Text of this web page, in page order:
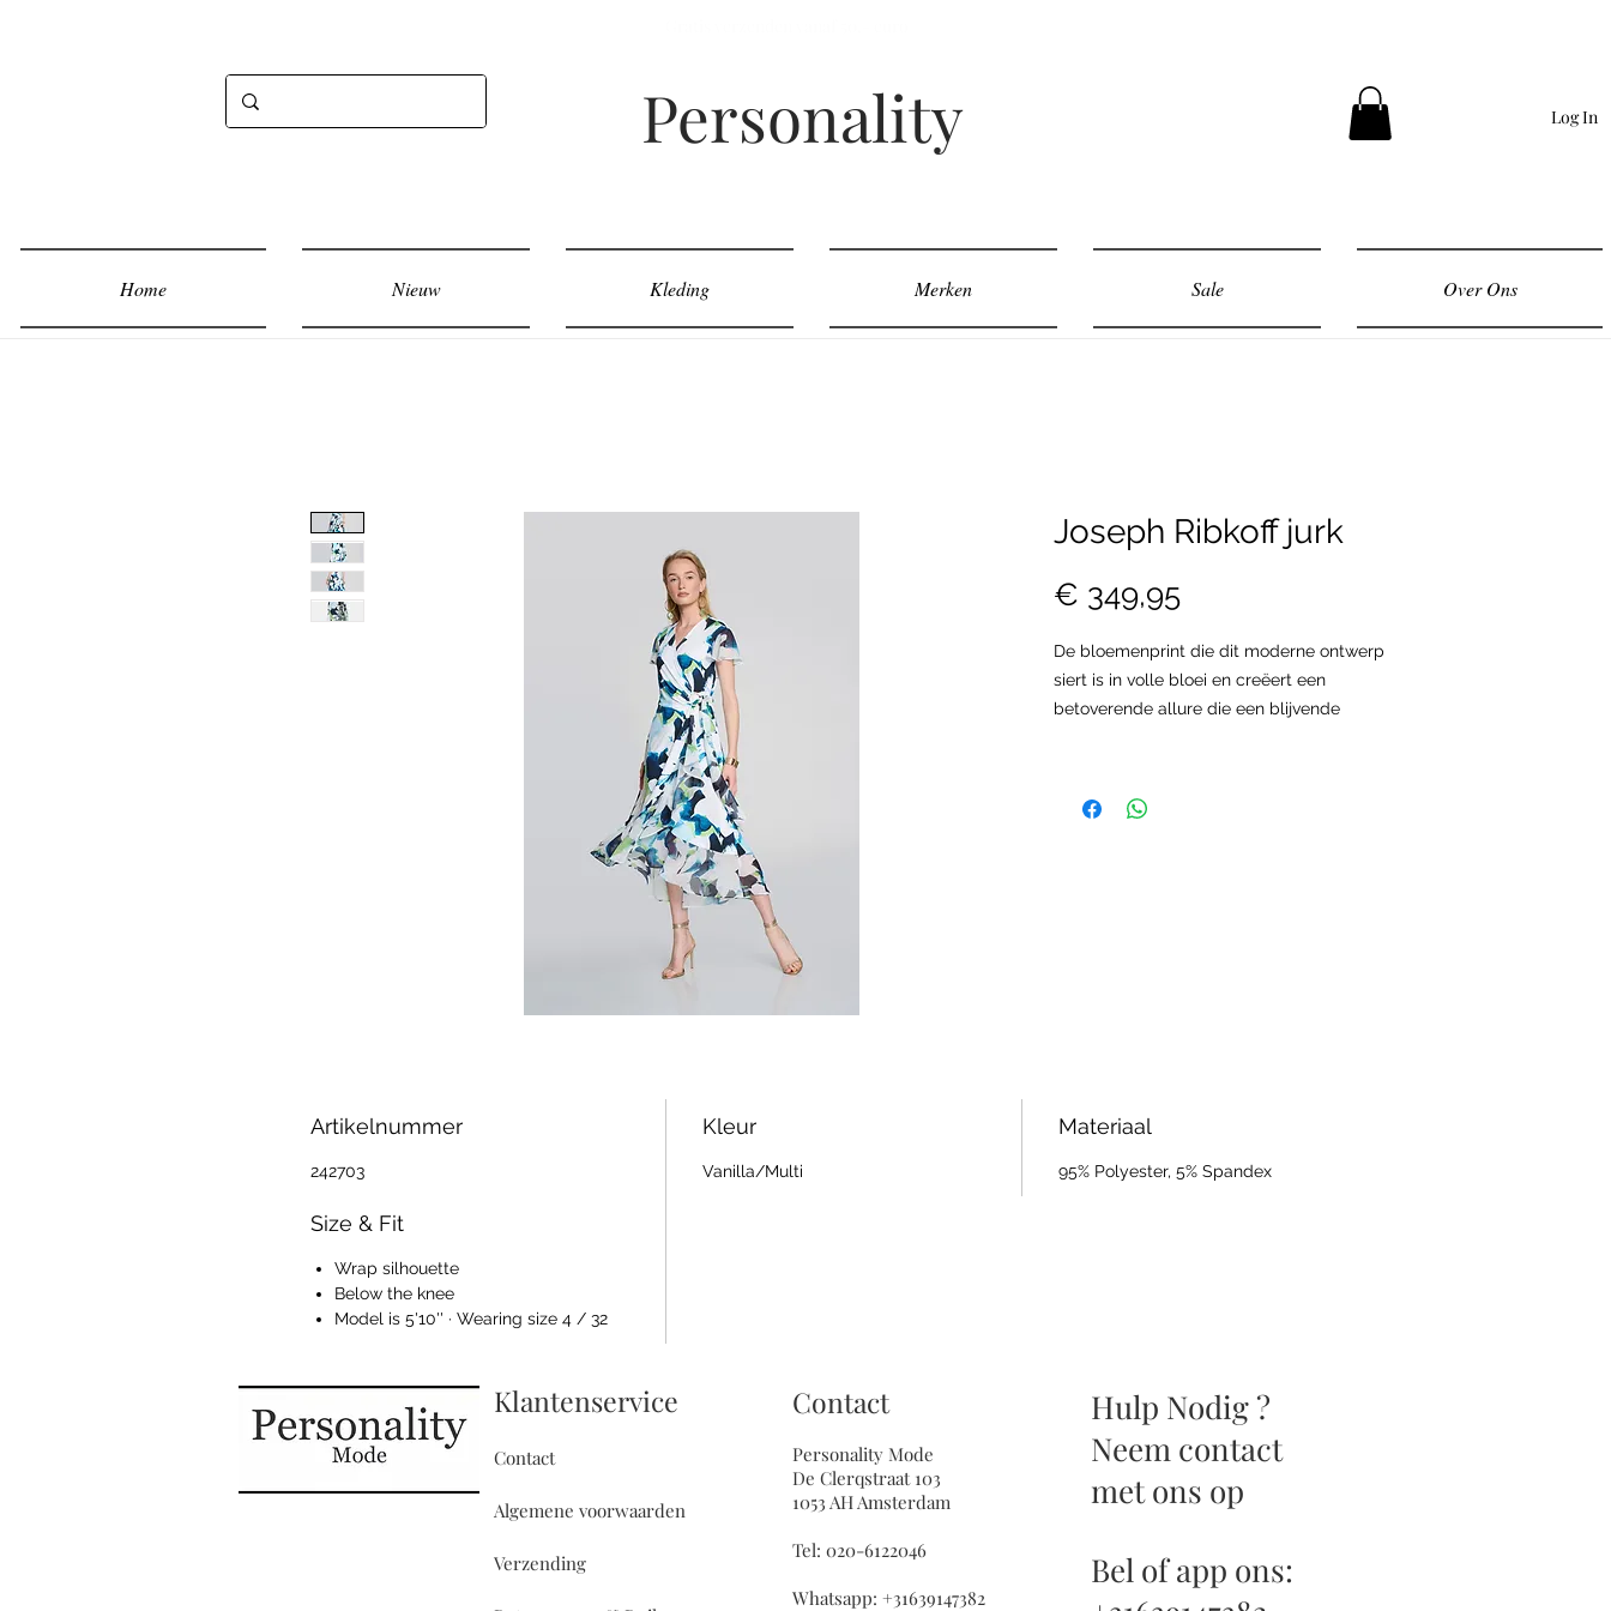
Personality Log In
Home Nieuw Kleding Merken Sale Over Ons
Joseph Ribkoff jurk
€ 349,95Prijs
De bloemenprint die dit moderne ontwerp
siert is in volle bloei en creëert een
betoverende allure die een blijvende
en hoog-laag zoomlijn roept een jeugdig,
luchtig gevoel op dat wordt versterkt door
020- 6 12 20 46 (Di tot Za van 11.00 uur tot
17.00 uur geopend).
Artikelnummer
242703
Kleur
Vanilla/Multi
Materiaal
95% Polyester, 5% Spandex
Size & Fit
Wrap silhouette
Below the knee
Model is 5'10'' · Wearing size 4 / 32
Klantenservice
Contact
Algemene voorwaarden
Verzending
Contact
Personality Mode
De Clerqstraat 103
1053 AH Amsterdam
Tel: 020-6122046
Whatsapp: +31639147382
Hulp Nodig ?
Neem contact
met ons op
Bel of app ons: